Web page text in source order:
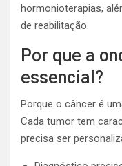
hormonioterapias,
de reabilitação.
Por que a
essencial?
Porque o câncer é
Cada tumor tem
precisa ser